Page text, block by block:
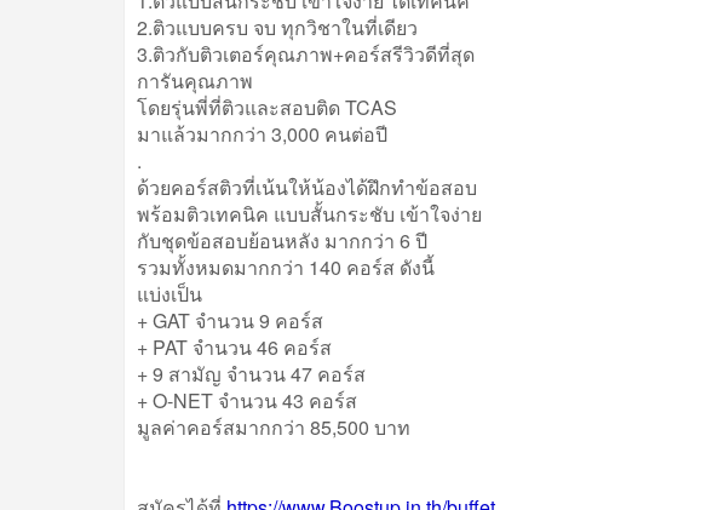
2.ติวแบบครบ จบ ทุกวิชาในที่เดียว
3.ติวกับติวเตอร์คุณภาพ+คอร์สรีวิวดีที่สุด
การันคุณภาพ
โดยรุ่นพี่ที่ติวและสอบติด TCAS
มาแล้วมากกว่า 3,000 คนต่อปี
.
ด้วยคอร์สติวที่เน้นให้น้องได้ฝึกทำข้อสอบ
พร้อมติวเทคนิค แบบสั้นกระชับ เข้าใจง่าย
กับชุดข้อสอบย้อนหลัง มากกว่า 6 ปี
รวมทั้งหมดมากกว่า 140 คอร์ส ดังนี้
แบ่งเป็น
+ GAT จำนวน 9 คอร์ส
+ PAT จำนวน 46 คอร์ส
+ 9 สามัญ จำนวน 47 คอร์ส
+ O-NET จำนวน 43 คอร์ส
มูลค่าคอร์สมากกว่า 85,500 บาท